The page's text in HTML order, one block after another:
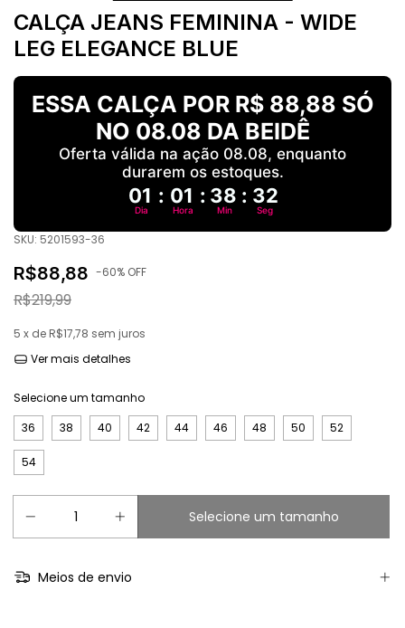
CALÇA JEANS FEMININA - WIDE
LEG ELEGANCE BLUE
ESSA CALÇA POR R$ 88,88 SÓ
NO 08.08 DA BEIDÊ
Oferta válida na ação 08.08, enquanto
durarem os estoques.
01 : 01 : 38 : 31
Dia Hora Min Seg
SKU: 5201593-36
R$88,88 -60% OFF
R$219,99
5 x de R$17,78 sem juros
Ver mais detalhes
Selecione um tamanho
36
38 40 42 44 46 48 50 52
54
Meios de envio